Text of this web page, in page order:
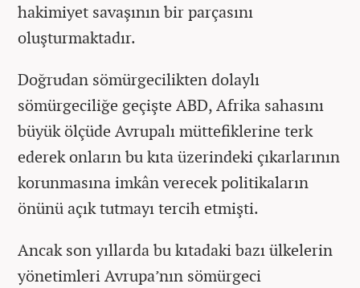
hakimiyet savaşının bir parçasını
oluşturmaktadır.
Doğrudan sömürgecilikten dolaylı
sömürgeciliğe geçişte ABD, Afrika sahasını
büyük ölçüde Avrupalı müttefiklerine terk
ederek onların bu kıta üzerindeki çıkarlarının
korunmasına imkân verecek politikaların
önünü açık tutmayı tercih etmişti.
Ancak son yıllarda bu kıtadaki bazı ülkelerin
yönetimleri Avrupa’nın sömürgeci